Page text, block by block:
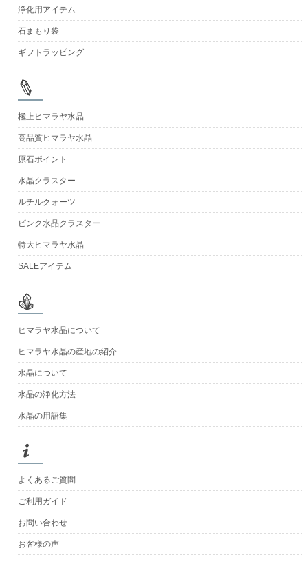
浄化用アイテム
石まもり袋
ギフトラッピング
極上ヒマラヤ水晶
高品質ヒマラヤ水晶
原石ポイント
水晶クラスター
ルチルクォーツ
ピンク水晶クラスター
特大ヒマラヤ水晶
SALEアイテム
ヒマラヤ水晶について
ヒマラヤ水晶の産地の紹介
水晶について
水晶の浄化方法
水晶の用語集
よくあるご質問
ご利用ガイド
お問い合わせ
お客様の声